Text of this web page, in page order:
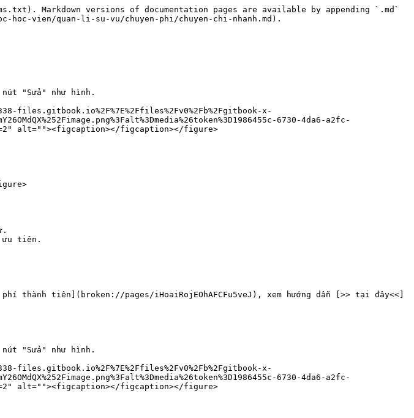
Markdown versions of documentation pages are available by appending `.md`
vien/quan-li-su-vu/chuyen-phi/chuyen-chi-nhanh.md).
nút "Sửa" như hình.
files.gitbook.io%2F%7E%2Ffiles%2Fv0%2Fb%2Fgitbook-x-
6730-4da6-a2fc-
alt=""><figcaption></figcaption></figure>
ưu tiên.
tiên](broken://pages/iHoaiRojEOhAFCFu5veJ), xem hướng dẫn [>> tại đây<<]
nút "Sửa" như hình.
files.gitbook.io%2F%7E%2Ffiles%2Fv0%2Fb%2Fgitbook-x-
6730-4da6-a2fc-
alt=""><figcaption></figcaption></figure>